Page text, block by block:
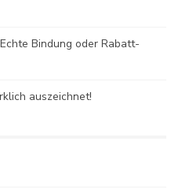
Bindung oder Rabatt-
auszeichnet!